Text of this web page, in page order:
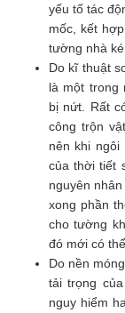
yếu tố tác
mốc, kết
tường nhà
Do kĩ thuật
là một trong
bị nứt. Rất
công trộn
nên khi
của thời tiết
nguyên
xong phần
cho tường
đó mới có
Do nền
tải trọng
nguy hiểm